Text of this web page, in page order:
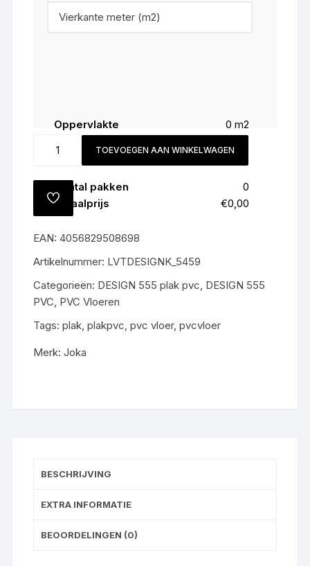
Oppervlakte 0 m2
Snijverlies (
m2
Totaal
0 m2
Aantal pakken
0
Totaalprijs
€0,00
Blue
prijs
€55,-
gratis
gelegd
aantal
TOEVOEGEN AAN WINKELWAGEN
TOEVOEGEN
AAN
EAN:4056829508698
Artikelnummer: LVTDESIGNK_5459
Categorieën: DESIGN 555 plak pvc, DESIGN 555
PVC, PVC Vloeren
Tags:plak,plakpvc,pvc vloer,pvcvloer
Merk:Joka
BESCHRIJVING
EXTRA INFORMATIE
BEOORDELINGEN (0)